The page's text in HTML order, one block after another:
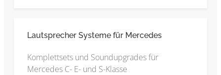
Lautsprecher Systeme für Mercedes
Komplettsets und Soundupgrades für
Mercedes C- E- und S-Klasse